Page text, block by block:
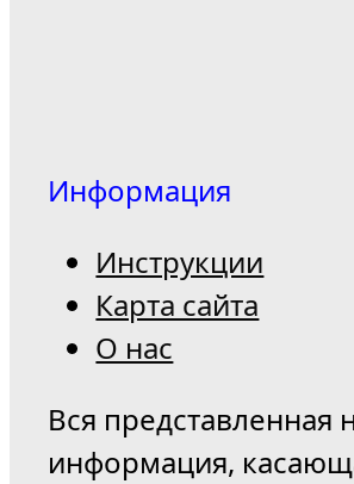
Информация
Инструкции
Карта сайта
О нас
Вся представленная
информация,